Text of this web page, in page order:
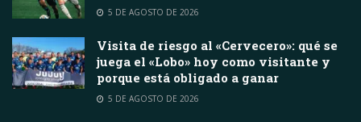
5 DE AGOSTO DE 2026
Visita de riesgo al «Cervecero»: qué se
juega el «Lobo» hoy como visitante y
porque está obligado a ganar
5 DE AGOSTO DE 2026